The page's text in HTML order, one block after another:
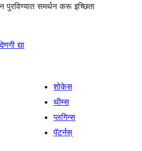
समर्थन करू इच्छिता
द्या
शोकेस
थीम्स
प्लगिन्स
पॅटर्नस्